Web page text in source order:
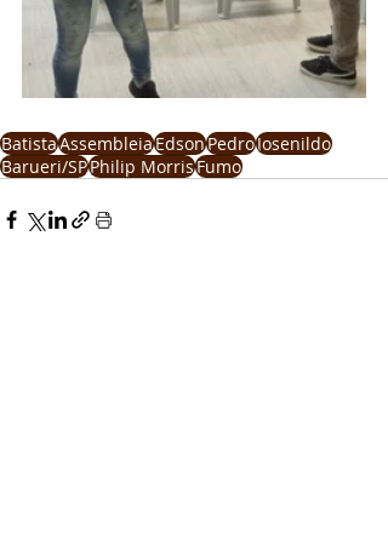
BatistaAssembleiaEdsonPedroJosenildo
Barueri/SPPhilip MorrisFumo